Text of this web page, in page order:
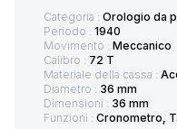
Categoria : Orologio da
Periodo : 1940
Movimento : Meccanico
Calibro : 72 T
Materiale della cassa :
Diametro : 36 mm
Dimensioni : 36 mm
Funzioni : Cronometro,